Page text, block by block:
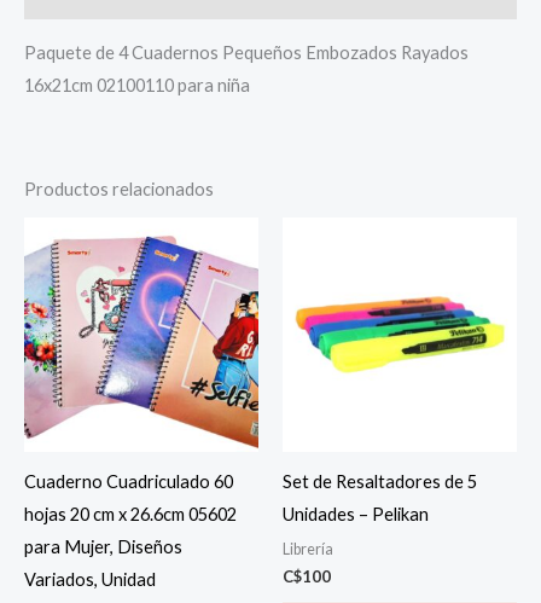
Paquete de 4 Cuadernos Pequeños Embozados Rayados
16x21cm 02100110 para niña
Productos relacionados
Cuaderno Cuadriculado 60
hojas 20 cm x 26.6cm 05602
para Mujer, Diseños
Variados, Unidad
Set de Resaltadores de 5
Unidades – Pelikan
Librería
C$100